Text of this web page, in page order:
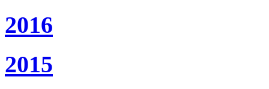
2016
2015